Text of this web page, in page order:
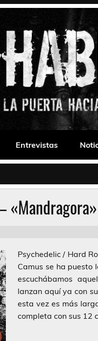
Entrevistas
Psychedelic / Hard
Camus se ha puesto
escuchábamos
lanzan aquí ya con
esta vez es más
completa con sus 12